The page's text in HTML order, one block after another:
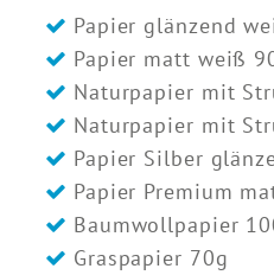
Papier glänzend
Papier matt weiß
Naturpapier mit
Naturpapier mit
Papier Silber
Papier Premium
Baumwollpapier
Graspapier 70g